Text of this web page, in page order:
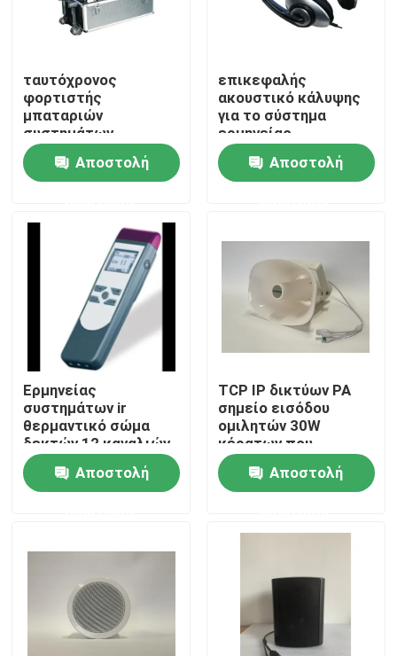
Σπίτι
Περίπου εμείς
Γύρος εργοστασίων
Ποιοτικός έλεγχος
Μας ελάτε σε επαφή με
Περιπτώσεις
ταυτόχρονος
φορτιστής
μπαταριών
συστημάτων
ερμηνείας παροχής
ηλεκτρικού
ρεύματος φορτιστών
Αποστολή
επικεφαλής
ακουστικό κάλυψης
για το σύστημα
ερμηνείας
Αποστολή
Ερμηνείας
συστημάτων ir
θερμαντικό σώμα
δεκτών 12 καναλιών
IR ασύρματο
Αποστολή
TCP IP δικτύων PA
σημείο εισόδου
ομιλητών 30W
κέρατων που
τροφοδοτείται
υπαίθριοΑποστολή